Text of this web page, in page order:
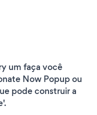
um faça você
Now Popup ou
pode construir a